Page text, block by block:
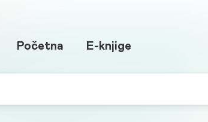
Početna E-knjige